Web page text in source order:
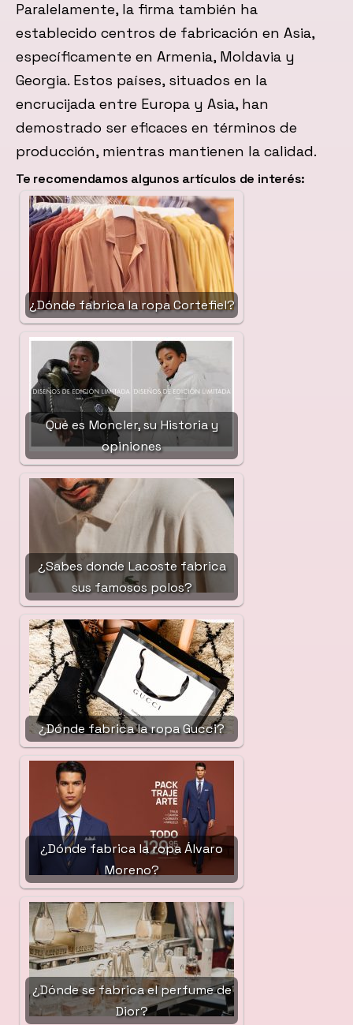
Paralelamente, la firma también ha
establecido centros de fabricación en Asia,
específicamente en Armenia, Moldavia y
Georgia. Estos países, situados en la
encrucijada entre Europa y Asia, han
demostrado ser eficaces en términos de
producción, mientras mantienen la calidad.
Te recomendamos algunos artículos de interés:
¿Dónde fabrica la ropa Cortefiel?
Qué es Moncler, su Historia y
opiniones
¿Sabes donde Lacoste fabrica
sus famosos polos?
¿Dónde fabrica la ropa Gucci?
¿Dónde fabrica la ropa Álvaro
Moreno?
¿Dónde se fabrica el perfume de
Dior?